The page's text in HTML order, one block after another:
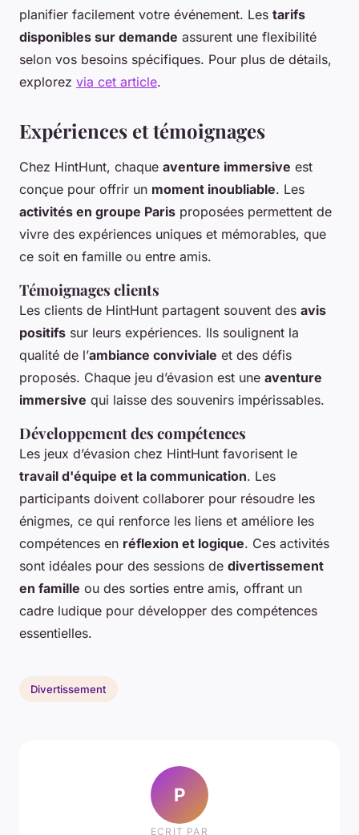
planifier facilement votre événement. Les tarifs
disponibles sur demande assurent une flexibilité
selon vos besoins spécifiques. Pour plus de détails,
explorez via cet article.
Expériences et témoignages
Chez HintHunt, chaque aventure immersive est
conçue pour offrir un moment inoubliable. Les
activités en groupe Paris proposées permettent de
vivre des expériences uniques et mémorables, que
ce soit en famille ou entre amis.
Témoignages clients
Les clients de HintHunt partagent souvent des avis
positifs sur leurs expériences. Ils soulignent la
qualité de l’ambiance conviviale et des défis
proposés. Chaque jeu d’évasion est une aventure
immersive qui laisse des souvenirs impérissables.
Développement des compétences
Les jeux d’évasion chez HintHunt favorisent le
travail d'équipe et la communication. Les
participants doivent collaborer pour résoudre les
énigmes, ce qui renforce les liens et améliore les
compétences en réflexion et logique. Ces activités
sont idéales pour des sessions de divertissement
en famille ou des sorties entre amis, offrant un
cadre ludique pour développer des compétences
essentielles.
Divertissement
P
ECRIT PAR